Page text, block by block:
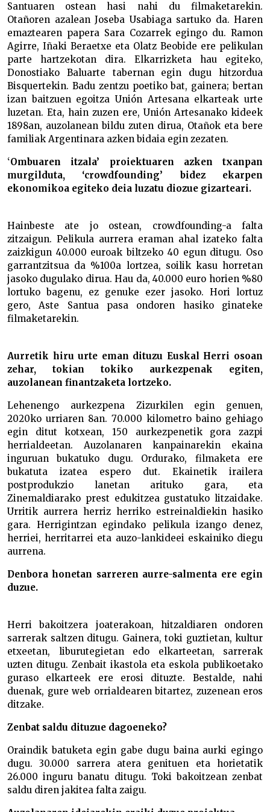
Santuaren ostean hasi nahi du filmaketarekin.
Otañoren azalean Joseba Usabiaga sartuko da. Haren
emaztearen papera Sara Cozarrek egingo du. Ramon
Agirre, Iñaki Beraetxe eta Olatz Beobide ere pelikulan
parte hartzekotan dira. Elkarrizketa hau egiteko,
Donostiako Baluarte tabernan egin dugu hitzordua
Bisquertekin. Badu zentzu poetiko bat, gainera; bertan
izan baitzuen egoitza Unión Artesana elkarteak urte
luzetan. Eta, hain zuzen ere, Unión Artesanako kideek
1898an, auzolanean bildu zuten dirua, Otañok eta bere
familiak Argentinara azken bidaia egin zezaten.
‘Ombuaren itzala’ proiektuaren azken txanpan
murgilduta, ‘crowdfounding’ bidez ekarpen
ekonomikoa egiteko deia luzatu diozue gizarteari.
Hainbeste ate jo ostean, crowdfounding-a falta
zitzaigun. Pelikula aurrera eraman ahal izateko falta
zaizkigun 40.000 euroak biltzeko 40 egun ditugu. Oso
garrantzitsua da %100a lortzea, soilik kasu horretan
jasoko dugulako dirua. Hau da, 40.000 euro horien %80
lortuko bagenu, ez genuke ezer jasoko. Hori lortuz
gero, Aste Santua pasa ondoren hasiko ginateke
filmaketarekin.
Aurretik hiru urte eman dituzu Euskal Herri osoan
zehar, tokian tokiko aurkezpenak egiten,
auzolanean finantzaketa lortzeko.
Lehenengo aurkezpena Zizurkilen egin genuen,
2020ko urriaren 8an. 70.000 kilometro baino gehiago
egin ditut kotxean, 150 aurkezpenetik gora zazpi
herrialdeetan. Auzolanaren kanpainarekin ekaina
inguruan bukatuko dugu. Ordurako, filmaketa ere
bukatuta izatea espero dut. Ekainetik irailera
postprodukzio lanetan arituko gara, eta
Zinemaldiarako prest edukitzea gustatuko litzaidake.
Urritik aurrera herriz herriko estreinaldiekin hasiko
gara. Herrigintzan egindako pelikula izango denez,
herriei, herritarrei eta auzo-lankideei eskainiko diegu
aurrena.
Denbora honetan sarreren aurre-salmenta ere egin
duzue.
Herri bakoitzera joaterakoan, hitzaldiaren ondoren
sarrerak saltzen ditugu. Gainera, toki guztietan, kultur
etxeetan, liburutegietan edo elkarteetan, sarrerak
uzten ditugu. Zenbait ikastola eta eskola publikoetako
guraso elkarteek ere erosi dituzte. Bestalde, nahi
duenak, gure web orrialdearen bitartez, zuzenean eros
ditzake.
Zenbat saldu dituzue dagoeneko?
Oraindik batuketa egin gabe dugu baina aurki egingo
dugu. 30.000 sarrera atera genituen eta horietatik
26.000 inguru banatu ditugu. Toki bakoitzean zenbat
saldu diren jakitea falta zaigu.